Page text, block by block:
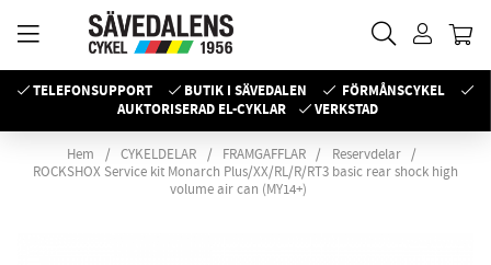
TELEFONSUPPORT BUTIK I SÄVEDALEN
FÖRMÅNSCYKEL
AUKTORISERAD EL-CYKLAR
VERKSTAD
Hem CYKELDELAR FRAMGAFFLAR
Reservdelar
ROCKSHOX Service kit Monarch Plus/XX/RL/R/RT3 basic rear shock high
volume air can (MY14+)